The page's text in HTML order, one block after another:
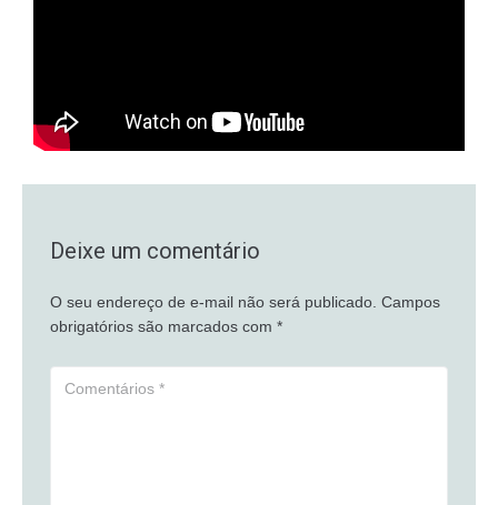
Deixe um comentário
O seu endereço de e-mail não será publicado. Campos
obrigatórios são marcados com *